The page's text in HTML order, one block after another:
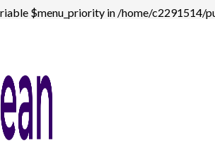
$menu_priority in /home/